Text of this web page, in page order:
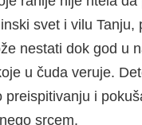
svet i vilu Tanju,
nestati dok god u
u čuda veruje.
preispitivanju i
srcem.